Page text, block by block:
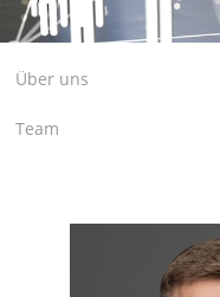
Über uns
Team